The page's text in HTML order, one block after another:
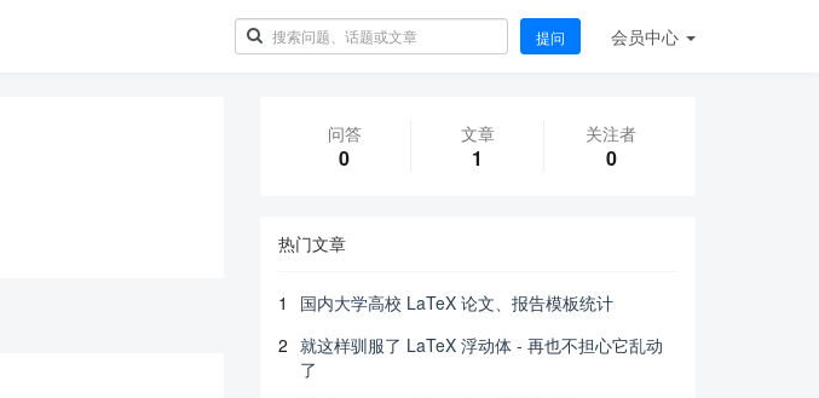
提问 会员中心
问答
0
文章
1
关注者
0
热门文章
1
国内大学高校 LaTeX 论文、报告模板统计
2 就这样驯服了 LaTeX 浮动体 - 再也不担心它乱动
了